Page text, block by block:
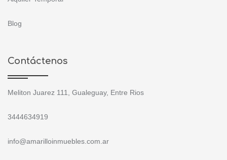
Blog
Contáctenos
Meliton Juarez 111, Gualeguay, Entre Rios
3444634919
info@amarilloinmuebles.com.ar